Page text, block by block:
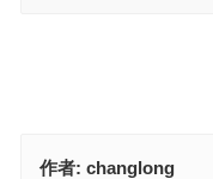
作者: changlong